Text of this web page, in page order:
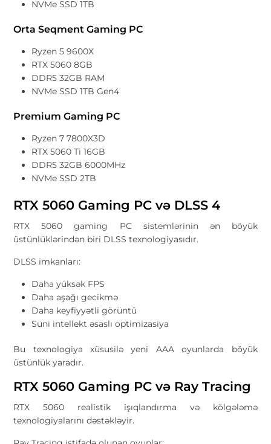
NVMe SSD 1TB
Orta Seqment Gaming PC
Ryzen 5 9600X
RTX 5060 8GB
DDR5 32GB RAM
NVMe SSD 1TB Gen4
Premium Gaming PC
Ryzen 7 7800X3D
RTX 5060 Ti 16GB
DDR5 32GB 6000MHz
NVMe SSD 2TB
RTX 5060 Gaming PC və DLSS 4
RTX 5060 gaming PC sistemlərinin ən böyük
üstünlüklərindən biri DLSS texnologiyasıdır.
DLSS imkanları:
Daha yüksək FPS
Daha aşağı gecikmə
Daha keyfiyyətli görüntü
Süni intellekt əsaslı optimizasiya
Bu texnologiya xüsusilə yeni AAA oyunlarda böyük
üstünlük yaradır.
RTX 5060 Gaming PC və Ray Tracing
RTX 5060 realistik işıqlandırma və kölgələmə
texnologiyalarını dəstəkləyir.